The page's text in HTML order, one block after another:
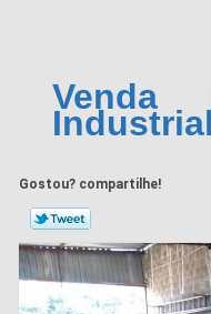
Gostou? compartilhe!